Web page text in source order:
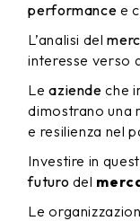
performance e
L’analisi del
interesse verso
Leaziende che
dimostrano una
e resilienza nel
Investire in
futuro del
Le